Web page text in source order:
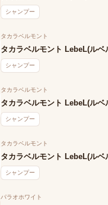
シャンプー
タカラベルモント
タカラベルモント LebeL(ル
シャンプー
タカラベルモント
タカラベルモント LebeL(ル
シャンプー
タカラベルモント
タカラベルモント LebeL(ル
シャンプー
パラオホワイト